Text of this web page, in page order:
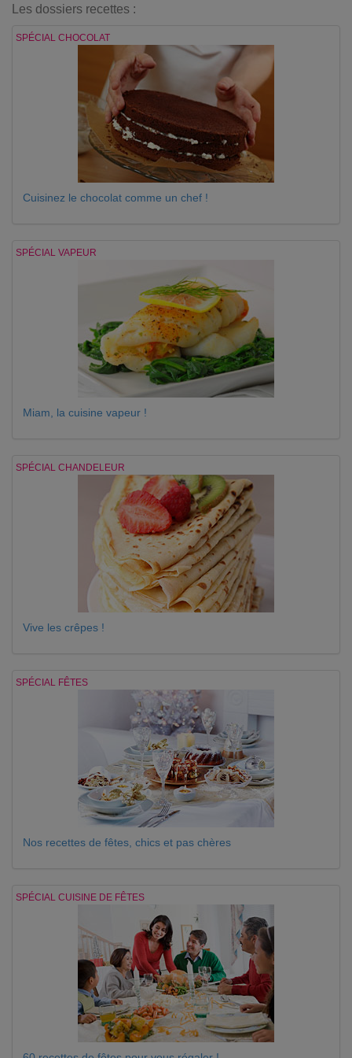
Les dossiers recettes :
SPÉCIAL CHOCOLAT
Cuisinez le chocolat comme un chef !
SPÉCIAL VAPEUR
Miam, la cuisine vapeur !
SPÉCIAL CHANDELEUR
Vive les crêpes !
SPÉCIAL FÊTES
Nos recettes de fêtes, chics et pas chères
SPÉCIAL CUISINE DE FÊTES